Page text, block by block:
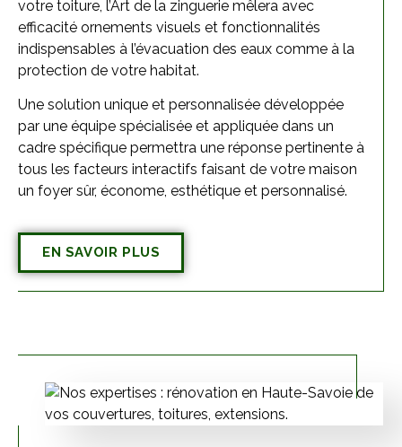
votre toiture, l’Art de la zinguerie mêlera avec
efficacité ornements visuels et fonctionnalités
indispensables à l’évacuation des eaux comme à la
protection de votre habitat.
Une solution unique et personnalisée développée
par une équipe spécialisée et appliquée dans un
cadre spécifique permettra une réponse pertinente à
tous les facteurs interactifs faisant de votre maison
un foyer sûr, économe, esthétique et personnalisé.
EN SAVOIR PLUS